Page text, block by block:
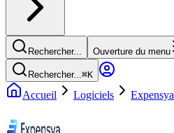
Rechercher... Ouverture du menu
Rechercher...⌘K
Accueil Logiciels Expensya